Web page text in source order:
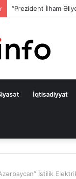
“Prezident İlham
İqtisadiyyat
İstilik